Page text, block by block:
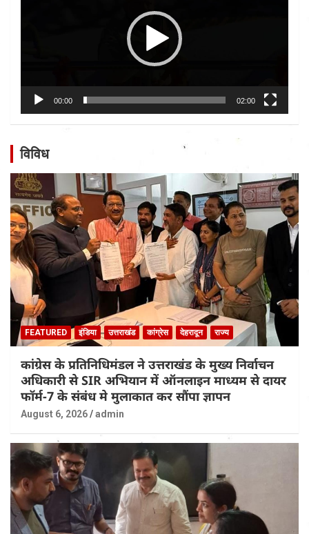
00:00 02:00
विविध
FEATURED इंडिया उत्तराखंड कांग्रेस देहरादून राज्य
कांग्रेस के प्रतिनिधिमंडल ने उत्तराखंड के मुख्य निर्वाचन
अधिकारी से SIR अभियान में ऑनलाइन माध्यम से दायर
फॉर्म-7 के संबंध मे मुलाकात कर सौंपा ज्ञापन
August 6, 2026 admin